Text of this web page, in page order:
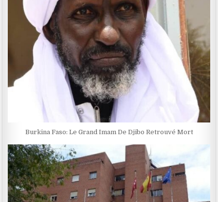
Burkina Faso: Le Grand Imam De Djibo Retrouvé Mort